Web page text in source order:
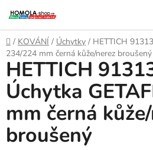
na
obsah
Domů
/ KOVÁNÍ / Úchytky / HETTICH
234/224 mm černá kůže/nerez broušený
HETTICH
Úchytka
mm černá
broušený